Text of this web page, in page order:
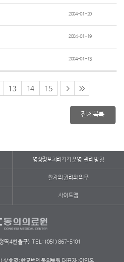
2004-01-20
2004-01-19
2004-01-13
13 14 15
전체목록
영상정보처리기기 운영·관리 방침
환자의 권리와 의무
사이트맵
역 4번 출구) TEL : (051) 867-5101